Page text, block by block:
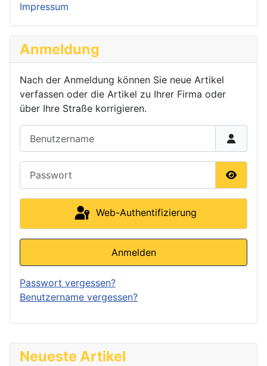
Neueste Artikel
Impressum
Anmeldung
Nach der Anmeldung können Sie neue Artikel
verfassen oder die Artikel zu Ihrer Firma oder
über Ihre Straße korrigieren.
Web-Authentifizierung
Anmelden
Passwort vergessen?
Benutzername vergessen?